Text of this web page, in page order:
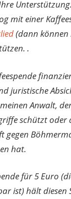
mit einer
(dann können
.
juristische
Anwalt,
schützt oder
gegen
hat.
für 5 Euro
ist) hält diesen